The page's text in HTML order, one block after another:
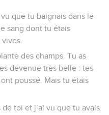
que tu baignais dans le
sang dont tu étais
des champs. Tu as
devenue très belle : tes
poussé. Mais tu étais
toi et j’ai vu que tu avais